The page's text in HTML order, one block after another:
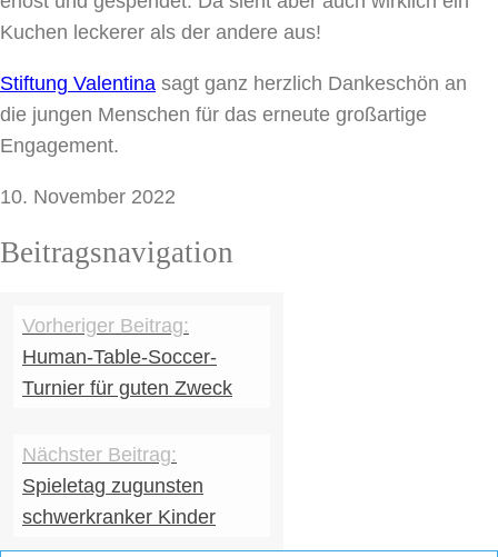
Kuchen leckerer als der andere aus!
Stiftung Valentina sagt ganz herzlich Dankeschön an
die jungen Menschen für das erneute großartige
Engagement.
10. November 2022
Beitragsnavigation
Human-Table-Soccer-
Turnier für guten Zweck
Spieletag zugunsten
schwerkranker Kinder